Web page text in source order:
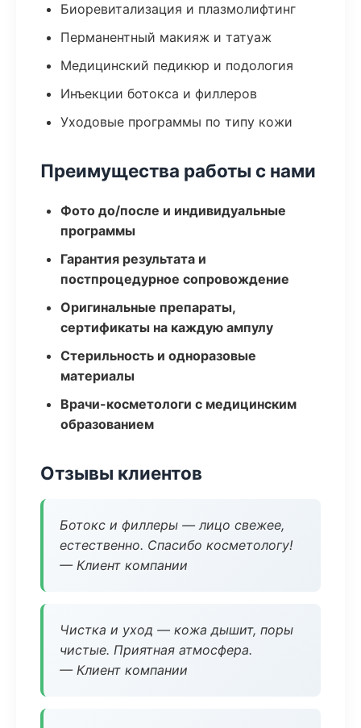
Биоревитализация и плазмолифтинг
Перманентный макияж и татуаж
Медицинский педикюр и подология
Инъекции ботокса и филлеров
Уходовые программы по типу кожи
Преимущества работы с нами
Фото до/после и индивидуальные
программы
Гарантия результата и
постпроцедурное сопровождение
Оригинальные препараты,
сертификаты на каждую ампулу
Стерильность и одноразовые
материалы
Врачи-косметологи с медицинским
образованием
Отзывы клиентов
Ботокс и филлеры — лицо свежее,
естественно. Спасибо косметологу!
— Клиент компании
Чистка и уход — кожа дышит, поры
чистые. Приятная атмосфера.
— Клиент компании